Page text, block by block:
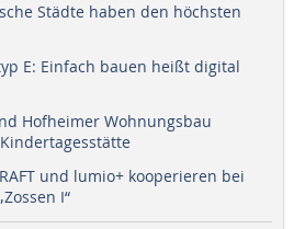
Städte haben den höchsten
E: Einfach bauen heißt digital
Hofheimer Wohnungsbau
und lumio+ kooperieren bei
I“